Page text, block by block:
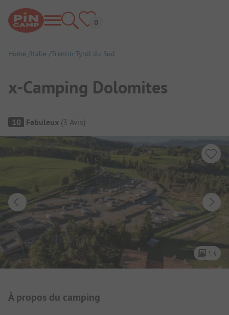
Home Italie Trentin-Tyrol du Sud
x-Camping Dolomites
Aperçu du camping
10 Fabuleux (3 Avis)
13
Présentation du camping
À propos du camping